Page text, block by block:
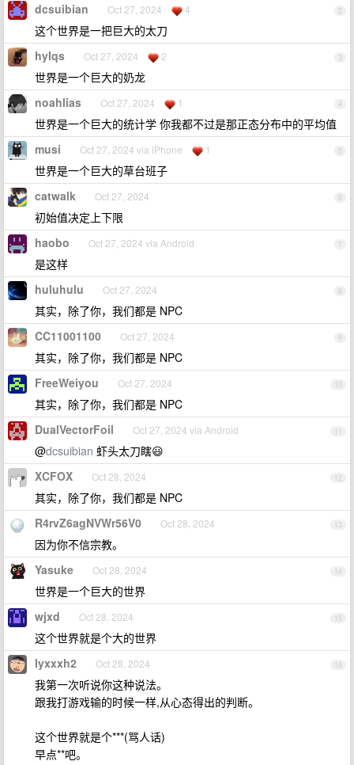
2
dcsuibian Oct 27, 2024 4
这个世界是一把巨大的太刀
3
hylqs Oct 27, 2024 2
世界是一个巨大的奶龙
4
noahlias Oct 27, 2024 1
世界是一个巨大的统计学 你我都不过是那正态分布中的平均值
5
musi Oct 27, 2024 via iPhone 1
世界是一个巨大的草台班子
6
catwalk Oct 27, 2024
初始值决定上下限
7
haobo Oct 27, 2024 via Android
是这样
8
huluhulu Oct 27, 2024
其实，除了你，我们都是 NPC
9
CC11001100 Oct 27, 2024
其实，除了你，我们都是 NPC
10
FreeWeiyou Oct 27, 2024
其实，除了你，我们都是 NPC
11
DualVectorFoil Oct 27, 2024 via Android
@dcsuibian 虾头太刀瞎😃
12
XCFOX Oct 28, 2024
其实，除了你，我们都是 NPC
13
R4rvZ6agNVWr56V0 Oct 28, 2024
因为你不信宗教。
14
Yasuke Oct 28, 2024
世界是一个巨大的世界
15
wjxd Oct 28, 2024
这个世界就是个大的世界
16
lyxxxh2 Oct 28, 2024
我第一次听说你这种说法。
跟我打游戏输的时候一样,从心态得出的判断。
这个世界就是个***(骂人话)
早点**吧。